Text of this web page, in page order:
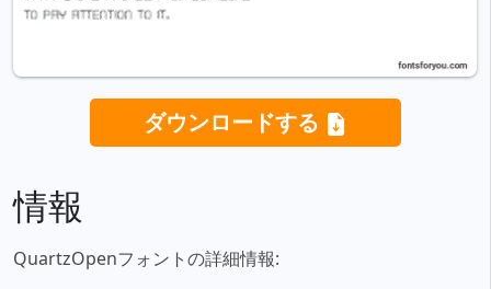
ダウンロードする
情報
QuartzOpenフォントの詳細情報: